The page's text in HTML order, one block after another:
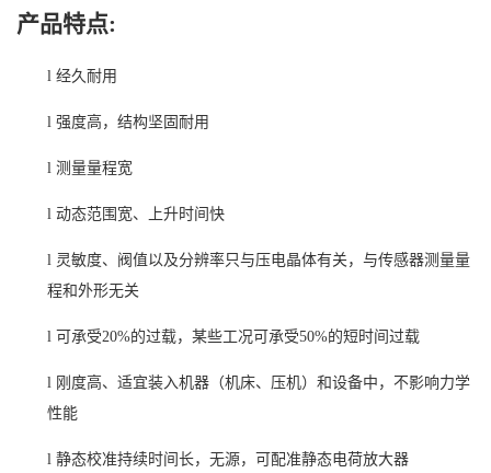
产品特点:
l 经久耐用
l 强度高 ，结构坚固耐用
l 测量量程宽
l 动态范围宽、上升时间快
l 灵敏度、阀值以及分辨率只与压电晶体有关，与传感器测量量
程和外形无关
l 可承受20%的过载，某些工况可承受50%的短时间过载
l 刚度高、适宜装入机器 （机床、压机） 和设备中 ， 不影响力学
性能
l 静态校准持续时间长，无源，可配准静态电荷放大器